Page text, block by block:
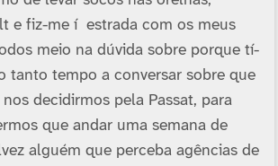
e fiz-me í estrada com os meus
meio na dúvida sobre porque tí­
tanto tempo a conversar sobre que
decidirmos pela Passat, para
que andar uma semana de
alguém que perceba agências de